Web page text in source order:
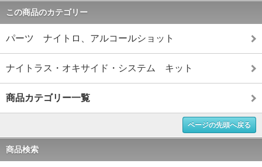
この商品のカテゴリー
パーツ ナイトロ、アルコールショット
ナイトラス・オキサイド・システム キット
商品カテゴリー一覧
ページの先頭へ戻る
商品検索